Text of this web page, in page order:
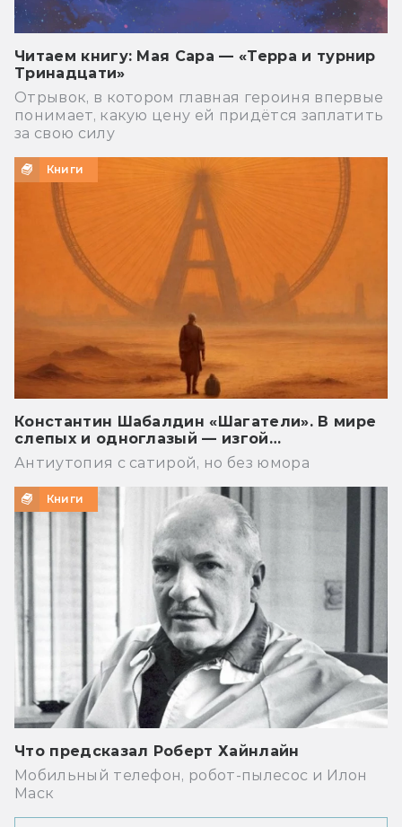
Читаем книгу: Мая Сара — «Терра и турнир
Тринадцати»
Отрывок, в котором главная героиня впервые
понимает, какую цену ей придётся заплатить
за свою силу
Книги
Константин Шабалдин «Шагатели». В мире
слепых и одноглазый — изгой…
Антиутопия с сатирой, но без юмора
Книги
Что предсказал Роберт Хайнлайн
Мобильный телефон, робот-пылесос и Илон
Маск